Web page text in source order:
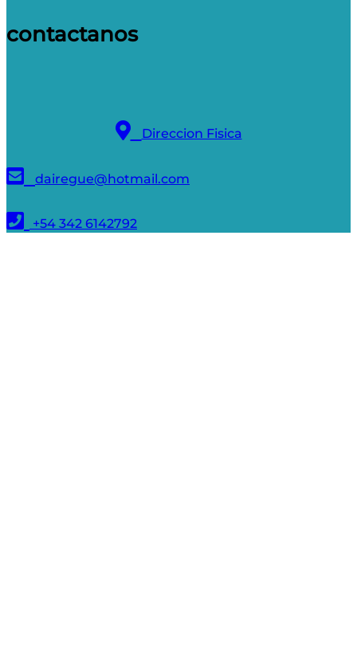
contactanos
Direccion Fisica
dairegue@hotmail.com
+54 342 6142792